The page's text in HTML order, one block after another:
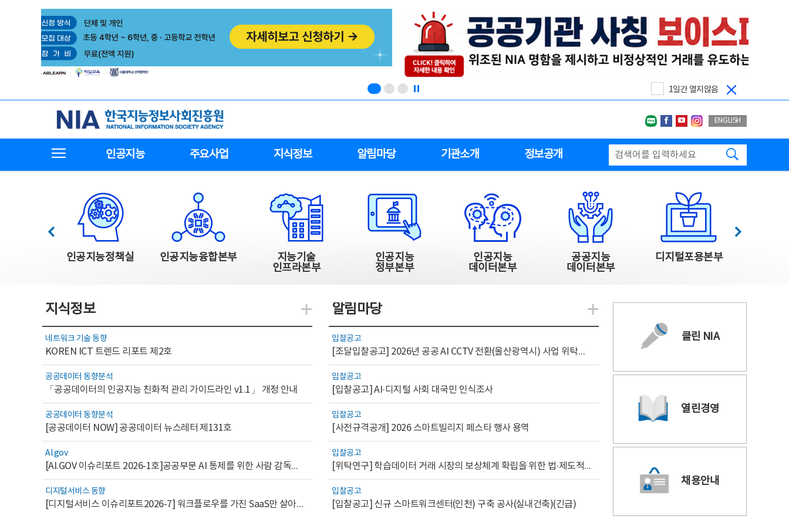
1일간 열지않음
한국지능정보사회진흥원
네이버블로그
페이스북
유투브인스타그랩
ENGLISH
인공지능 주요사업 지식정보 알림마당 기관소개 정보공개
한국지능정보사회진흥원 주요사업
인공지능정책실 인공지능융합본부
지능기술
인프라본부
인공지능
정부본부
인공지능
데이터본부
공공지능
데이터본부
디지털포용본부
이전 다음
지식정보
네트워크 기술 동향
KOREN ICT 트렌드 리포트 제2호
공공데이터 동향분석
「공공데이터의 인공지능 친화적 관리 가이드라인 v1.1」 개정 안내
공공데이터 동향분석
[공공데이터 NOW] 공공데이터 뉴스레터 제131호
AI.gov
[AI.GOV 이슈리포트 2026-1호]공공부문 AI 통제를 위한 사람 감독의 해외 사례 분석 및 시사점
디지털서비스 동향
[디지털서비스 이슈리포트2026-7] 워크플로우를 가진 SaaS만 살아남는다
지식관련 더보기
알림마당
입찰공고
[조달입찰공고] 2026년 공공 AI CCTV 전환(울산광역시) 사업 위탁감리
입찰공고
[입찰공고] AI·디지털 사회 대국민 인식조사
입찰공고
[사전규격공개] 2026 스마트빌리지 페스타 행사 용역
입찰공고
[위탁연구] 학습데이터 거래 시장의 보상체계 확립을 위한 법·제도적 검토 방안 연구
입찰공고
[입찰공고] 신규 스마트워크센터(인천) 구축 공사(실내건축)(긴급)
알림관련 더보기
클린 NIA
열린경영
채용안내